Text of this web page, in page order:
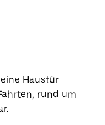
Haustür
rund um